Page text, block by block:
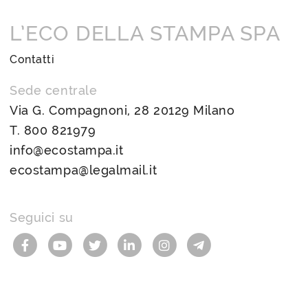
L’ECO DELLA STAMPA SPA
Contatti
Sede centrale
Via G. Compagnoni, 28 20129 Milano
T. 800 821979
info@ecostampa.it
ecostampa@legalmail.it
Seguici su